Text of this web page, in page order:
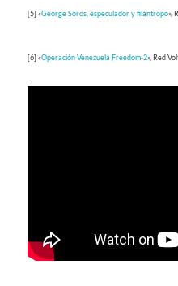
[5] «George Soros, especulador y filántropo»,
[6] «Operación Venezuela Freedom-2», Red